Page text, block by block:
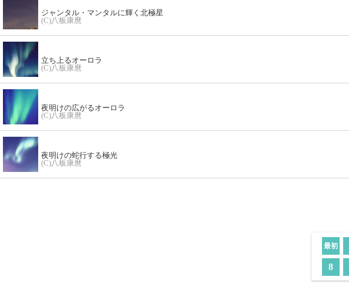
ジャンタル・マンタルに輝く北極星
(C)八板康麿
立ち上るオーロラ
(C)八板康麿
夜明けの広がるオーロラ
(C)八板康麿
夜明けの蛇行する極光
(C)八板康麿
最初
8